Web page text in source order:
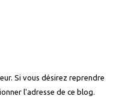
Si vous désirez reprendre
l'adresse de ce blog.